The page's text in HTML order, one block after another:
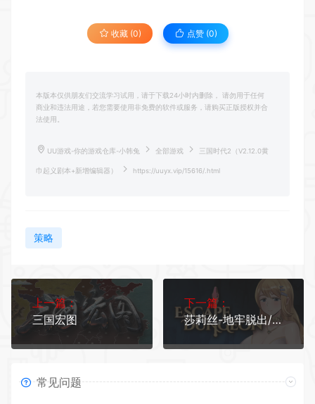
收藏 (0) 点赞 (0)
本版本仅供朋友们交流学习试用，请于下载24小时内删除， 请勿用于任何
商业和违法用途，若您需要使用非免费的软件或服务，请购买正版授权并合
法使用。
UU游戏-你的游戏仓库-小韩兔 全部游戏 三国时代2（V2.12.0黄
巾起义剧本+新增编辑器） https://uuyx.vip/15616/.html
策略
上一篇：
三国宏图
下一篇：
莎莉丝-地牢脱出/Escape Dungeon
常见问题